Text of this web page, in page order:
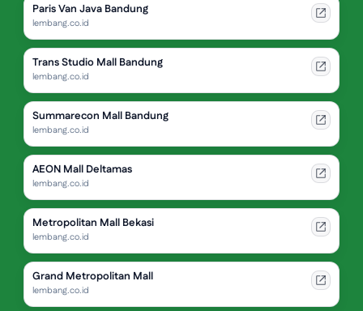
Paris Van Java Bandung
lembang.co.id
Trans Studio Mall Bandung
lembang.co.id
Summarecon Mall Bandung
lembang.co.id
AEON Mall Deltamas
lembang.co.id
Metropolitan Mall Bekasi
lembang.co.id
Grand Metropolitan Mall
lembang.co.id